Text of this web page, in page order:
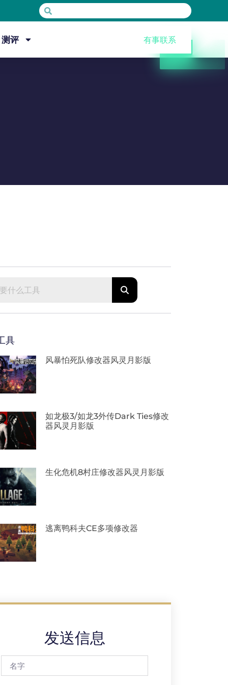
测评 有事联系
具
风暴怕死队修改器风灵月影版
如龙极3/如龙3外传Dark Ties修改
器风灵月影版
生化危机8村庄修改器风灵月影版
逃离鸭科夫CE多项修改器
发送信息